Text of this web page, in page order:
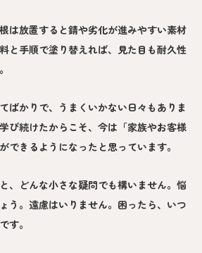
は放置すると錆や劣化が進みやすい素材
と手順で塗り替えれば、見た目も耐久性
ばかりで、うまくいかない日々もありま
び続けたからこそ、今は「家族やお客様
できるようになったと思っています。
、どんな小さな疑問でも構いません。悩
う。遠慮はいりません。困ったら、いつ
す。